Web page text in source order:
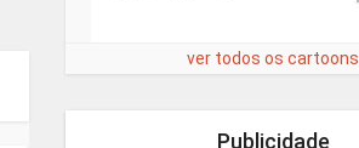
ver todos os cartoons
Publicidade